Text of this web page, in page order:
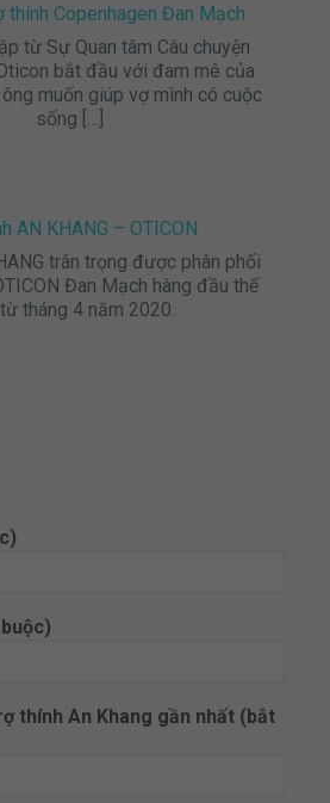
thính Copenhagen Đan Mạch
từ Sự Quan tâm Câu chuyện
bắt đầu với đam mê của
muốn giúp vợ mình có cuộc
sống […]
AN KHANG – OTICON
trân trọng được phân phối
Đan Mạch hàng đầu thế
tháng 4 năm 2020.
thính An Khang gần nhất (bắt